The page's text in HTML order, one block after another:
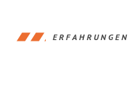
ERFAHRUNGEN